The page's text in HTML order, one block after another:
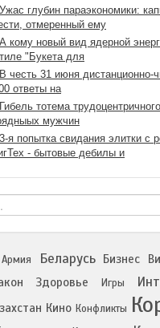
Ужас глубин параэкономики:
отмеренный ему
А кому новый вид ядерной
"Букета для
В честь 31 июня дистанционно-
ответы на
Гибель тотема
мужчин
3-я попытка свидания элитки с
- бытовые дебилы и
Армия Беларусь Бизнес
Здоровье Игры
Кино Конфликты